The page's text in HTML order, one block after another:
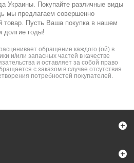
Украины. Покупайте различные виды
мы предлагаем совершенно
Пусть Ваша покупка в нашем
долгие годы!
обращение каждого (ой) в
и/или запасных частей в качестве
и оставляет за собой право
с заказом в случае отсутствия
потребностей покупателей.